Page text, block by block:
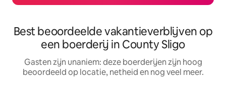
Best beoordeelde vakantieverblijven op
een boerderij in County Sligo
Gasten zijn unaniem: deze boerderijen zijn hoog
beoordeeld op locatie, netheid en nog veel meer.